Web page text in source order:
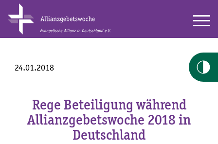
24.01.2018
Rege Beteiligung während
Allianzgebetswoche 2018 in
Deutschland